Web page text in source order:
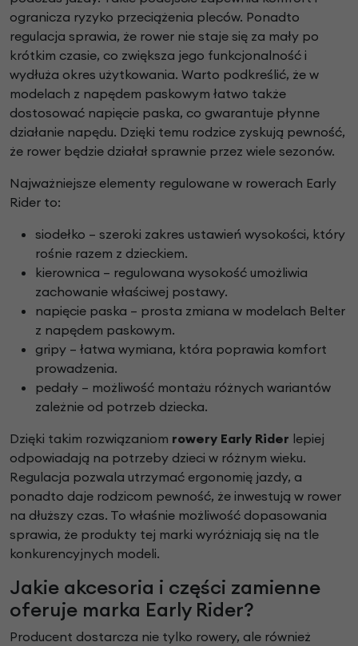
ogranicza ryzyko przeciążenia pleców. Ponadto
regulacja sprawia, że rower nie staje się za mały po
krótkim czasie, co zwiększa jego funkcjonalność i
wydłuża okres użytkowania. Warto podkreślić, że w
modelach z napędem paskowym łatwo także
dostosować napięcie paska, co gwarantuje płynne
działanie napędu. Dzięki temu rodzice zyskują pewność,
że rower będzie działał sprawnie przez wiele sezonów.
Najważniejsze elementy regulowane w rowerach Early
Rider to:
siodełko – szeroki zakres ustawień wysokości, który
rośnie razem z dzieckiem.
kierownica – regulowana wysokość umożliwia
zachowanie właściwej postawy.
napięcie paska – prosta zmiana w modelach Belter
z napędem paskowym.
gripy – łatwa wymiana, która poprawia komfort
prowadzenia.
pedały – możliwość montażu różnych wariantów
zależnie od potrzeb dziecka.
Dzięki takim rozwiązaniom rowery Early Rider lepiej
odpowiadają na potrzeby dzieci w różnym wieku.
Regulacja pozwala utrzymać ergonomię jazdy, a
ponadto daje rodzicom pewność, że inwestują w rower
na dłuższy czas. To właśnie możliwość dopasowania
sprawia, że produkty tej marki wyróżniają się na tle
konkurencyjnych modeli.
Jakie akcesoria i części zamienne
oferuje marka Early Rider?
Producent dostarcza nie tylko rowery, ale również